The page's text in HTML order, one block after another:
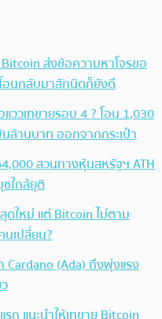
Bitcoin ส่งข้อความหาโจรขอ
อนกลับมาสักนิดก็ยังดี
ววเทขายรอบ 4 ? โอน 1,030
ล้านบาท ออกจากกระเป๋า
สวนทางหุ้นสหรัฐฯ ATH
ใกล้ยุติ
ดใหม่ แต่ Bitcoin ไม่ตาม
เปลี่ยน?
Cardano (Ada) ถึงพุ่งแรง